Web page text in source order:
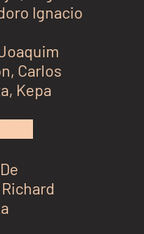
Ignacio
Carlos
Kepa